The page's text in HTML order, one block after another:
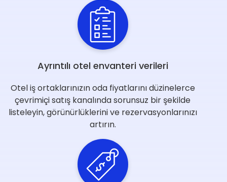
Ayrıntılı otel envanteri verileri
Otel iş ortaklarınızın oda fiyatlarını düzinelerce
çevrimiçi satış kanalında sorunsuz bir şekilde
listeleyin, görünürlüklerini ve rezervasyonlarınızı
artırın.